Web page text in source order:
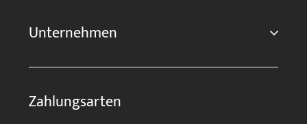
Unternehmen
Zahlungsarten